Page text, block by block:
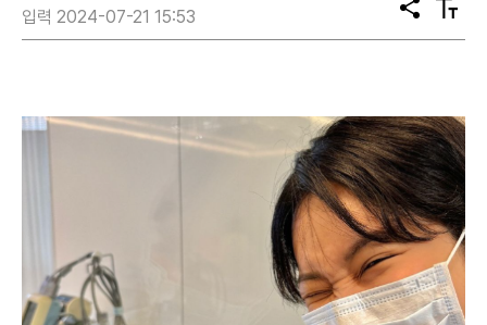
입력 2024-07-21 15:53
공
유
텍
스